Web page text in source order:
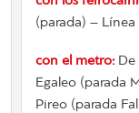
(parada) – Línea
con el metro:
Egaleo (parada
Pireo (parada